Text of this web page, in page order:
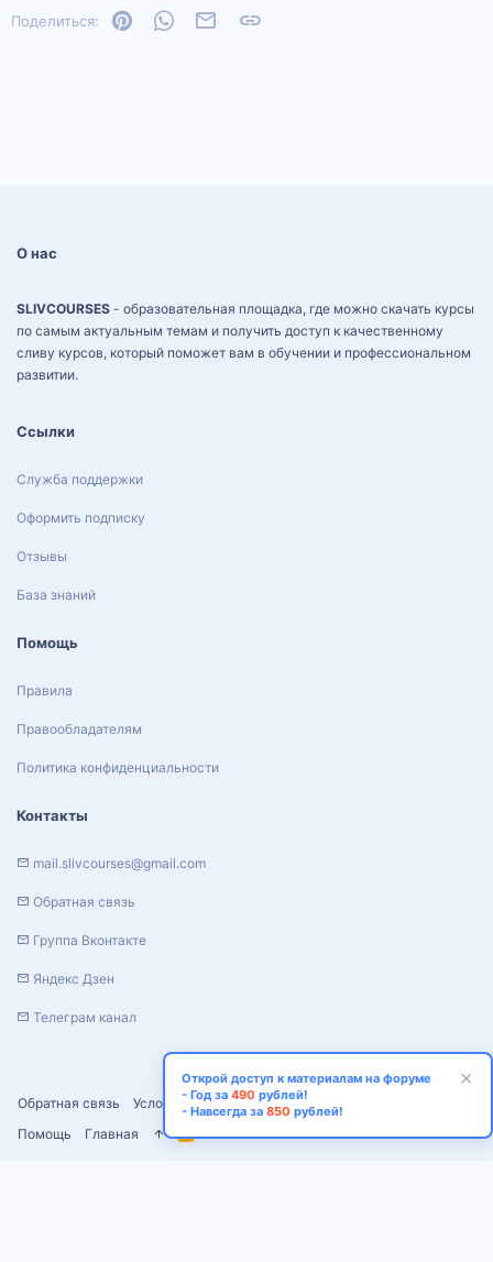
Поделиться: PinterestWhatsAppЭлектронная почта
Обратная связь Условия и правила
Политика конфиденциальности
Помощь
Главная
О нас
SLIVCOURSES - образовательная площадка, где можно скачать курсы
по самым актуальным темам и получить доступ к качественному
сливу курсов, который поможет вам в обучении и профессиональном
развитии.
Ссылки
Служба поддержки
Оформить подписку
Отзывы
База знаний
Помощь
Правила
Правообладателям
Политика конфиденциальности
Контакты
mail.slivcourses@gmail.com
Обратная связь
Группа Вконтакте
Яндекс Дзен
Телеграм канал
Открой доступ к материалам на форуме
- Год за 490 рублей!
- Навсегда за 850 рублей!